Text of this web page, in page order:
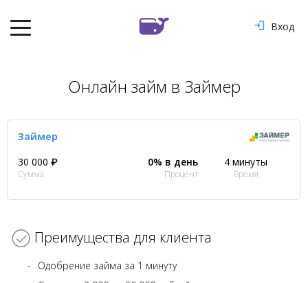
Вход
Онлайн займ в Займер
Займер
30 000 ₽
Сумма
0% в день
Процент
4 минуты
Время
Преимущества для клиента
Одобрение займа за 1 минуту